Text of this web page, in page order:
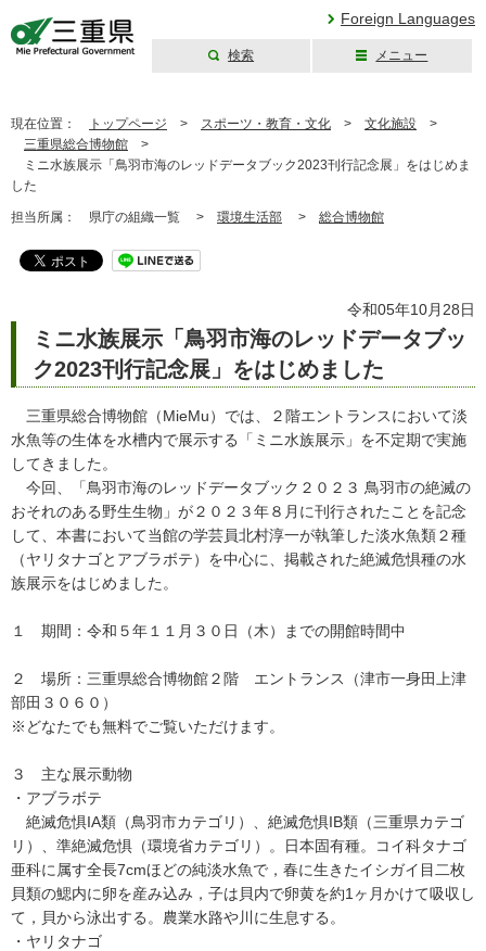
Foreign Languages
検索 メニュー
現在位置： トップページ > スポーツ・教育・文化 > 文化施設 >
三重県総合博物館 >
ミニ水族展示「鳥羽市海のレッドデータブック2023刊行記念展」をはじめま
した
担当所属： 県庁の組織一覧 > 環境生活部 > 総合博物館
令和05年10月28日
ミニ水族展示「鳥羽市海のレッドデータブッ
ク2023刊行記念展」をはじめました
三重県総合博物館（MieMu）では、２階エントランスにおいて淡
水魚等の生体を水槽内で展示する「ミニ水族展示」を不定期で実施
してきました。
今回、「鳥羽市海のレッドデータブック２０２３ 鳥羽市の絶滅の
おそれのある野生生物」が２０２３年８月に刊行されたことを記念
して、本書において当館の学芸員北村淳一が執筆した淡水魚類２種
（ヤリタナゴとアブラボテ）を中心に、掲載された絶滅危惧種の水
族展示をはじめました。
１ 期間：令和５年１１月３０日（木）までの開館時間中
２ 場所：三重県総合博物館２階 エントランス（津市一身田上津
部田３０６０）
※どなたでも無料でご覧いただけます。
３ 主な展示動物
・アブラボテ
絶滅危惧IA類（鳥羽市カテゴリ）、絶滅危惧IB類（三重県カテゴ
リ）、準絶滅危惧（環境省カテゴリ）。日本固有種。コイ科タナゴ
亜科に属す全長7cmほどの純淡水魚で，春に生きたイシガイ目二枚
貝類の鰓内に卵を産み込み，子は貝内で卵黄を約1ヶ月かけて吸収し
て，貝から泳出する。農業水路や川に生息する。
・ヤリタナゴ